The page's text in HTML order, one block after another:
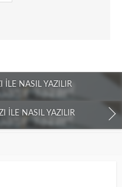
İLE NASIL YAZILIR
İLE NASIL YAZILIR